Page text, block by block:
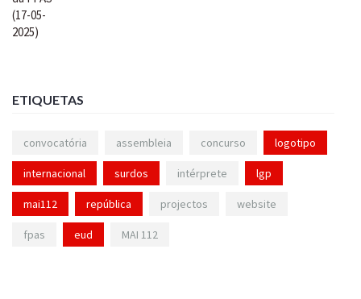
ETIQUETAS
convocatória assembleia concurso logotipo
internacional surdos intérprete lgp
mai112 república projectos website
fpas eud MAI 112